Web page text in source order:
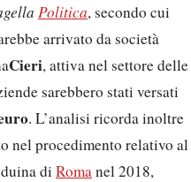
Politica, secondo cui
arrivato da società
Cieri, attiva nel settore delle
sarebbero stati versati
. L’analisi ricorda inoltre
nel procedimento relativo al
di Romanel 2018,